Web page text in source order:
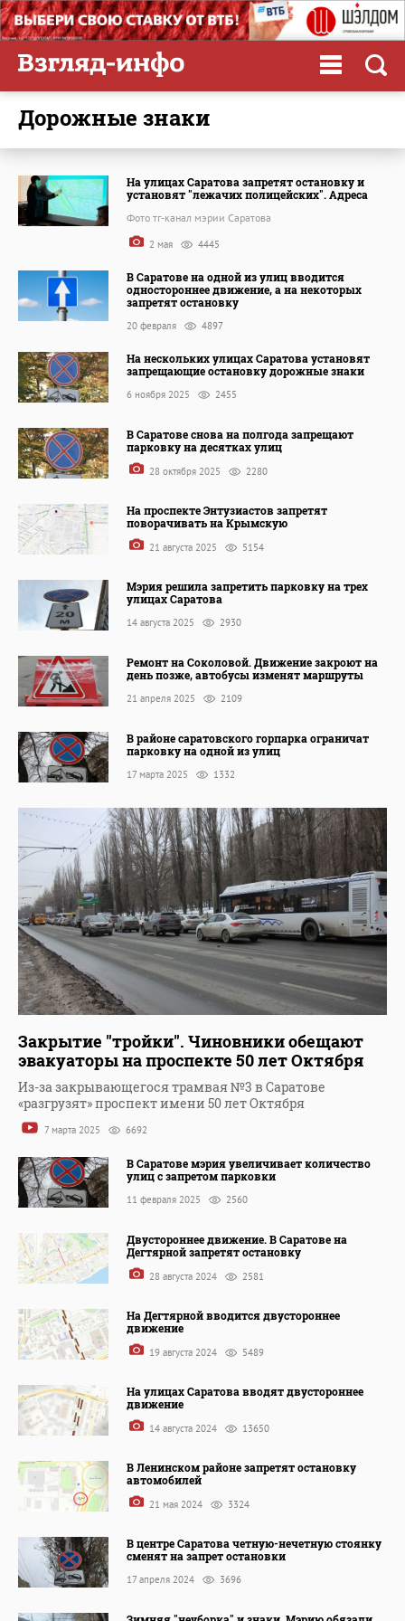
дорожные знаки
На улицах Саратова запретят остановку и
установят "лежачих полицейских". Адреса
Фото тг-канал мэрии Саратова
2 мая 4445
В Саратове на одной из улиц вводится
одностороннее движение, а на некоторых
запретят остановку
20 февраля 4897
На нескольких улицах Саратова установят
запрещающие остановку дорожные знаки
6 ноября 2025 2455
В Саратове снова на полгода запрещают
парковку на десятках улиц
28 октября 2025 2280
На проспекте Энтузиастов запретят
поворачивать на Крымскую
21 августа 2025 5154
Мэрия решила запретить парковку на трех
улицах Саратова
14 августа 2025 2930
Ремонт на Соколовой. Движение закроют на
день позже, автобусы изменят маршруты
21 апреля 2025 2109
В районе саратовского горпарка ограничат
парковку на одной из улиц
17 марта 2025 1332
Закрытие "тройки". Чиновники обещают
эвакуаторы на проспекте 50 лет Октября
Из-за закрывающегося трамвая №3 в Саратове
«разгрузят» проспект имени 50 лет Октября
7 марта 2025 6692
В Саратове мэрия увеличивает количество
улиц с запретом парковки
11 февраля 2025 2560
Двустороннее движение. В Саратове на
Дегтярной запретят остановку
28 августа 2024 2581
На Дегтярной вводится двустороннее
движение
19 августа 2024 5489
На улицах Саратова вводят двустороннее
движение
14 августа 2024 13650
В Ленинском районе запретят остановку
автомобилей
21 мая 2024 3324
В центре Саратова четную-нечетную стоянку
сменят на запрет остановки
17 апреля 2024 3696